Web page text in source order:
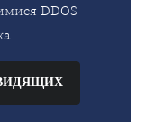
DDOS